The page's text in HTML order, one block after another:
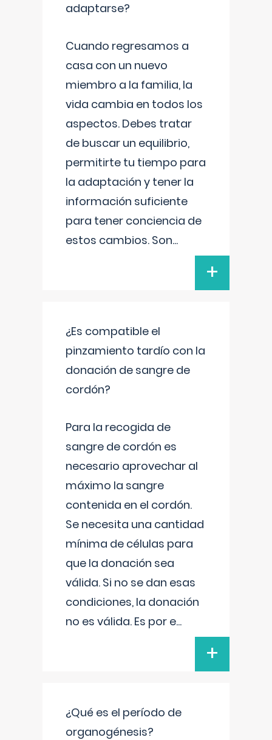
adaptarse?
Cuando regresamos a
casa con un nuevo
miembro a la familia, la
vida cambia en todos los
aspectos. Debes tratar
de buscar un equilibrio,
permitirte tu tiempo para
la adaptación y tener la
información suficiente
para tener conciencia de
estos cambios. Son...
+
¿Es compatible el
pinzamiento tardío con la
donación de sangre de
cordón?
Para la recogida de
sangre de cordón es
necesario aprovechar al
máximo la sangre
contenida en el cordón.
Se necesita una cantidad
mínima de células para
que la donación sea
válida. Si no se dan esas
condiciones, la donación
no es válida. Es por e...
+
¿Qué es el período de
organogénesis?